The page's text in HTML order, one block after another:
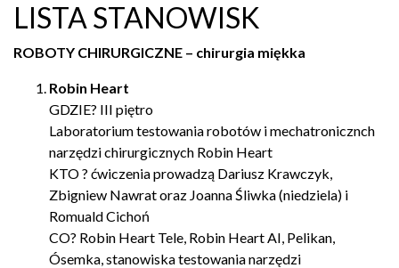
LISTA STANOWISK
ROBOTY CHIRURGICZNE – chirurgia miękka
Robin Heart
GDZIE? III piętro
Laboratorium testowania robotów i mechatronicznch
narzędzi chirurgicznych Robin Heart
KTO ? ćwiczenia prowadzą Dariusz Krawczyk,
Zbigniew Nawrat oraz Joanna Śliwka (niedziela) i
Romuald Cichoń
CO? Robin Heart Tele, Robin Heart AI, Pelikan,
Ósemka, stanowiska testowania narzędzi